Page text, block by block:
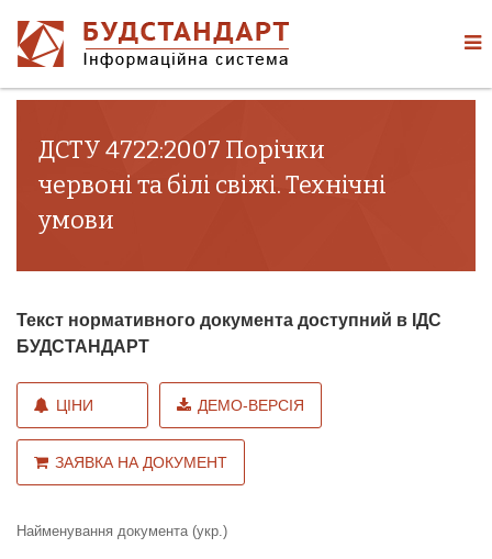
ДСТУ 4722:2007 Порічки
червоні та білі свіжі. Технічні
умови
Текст нормативного документа доступний в ІДС
БУДСТАНДАРТ
ЦІНИ ДЕМО-ВЕРСІЯ
ЗАЯВКА НА ДОКУМЕНТ
Найменування документа (укр.)